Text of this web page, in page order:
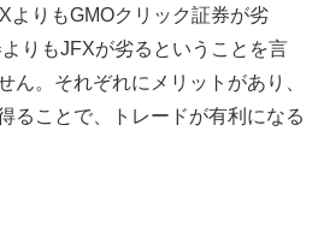
よりもGMOクリック証券が劣
りもJFXが劣るということを言
ん。それぞれにメリットがあり、
ることで、トレードが有利になる